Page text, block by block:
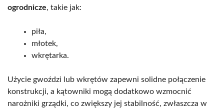
ogrodnicze, takie jak:
piła,
młotek,
wkrętarka.
Użycie gwoździ lub wkrętów zapewni solidne połączenie
konstrukcji, a kątowniki mogą dodatkowo wzmocnić
narożniki grządki, co zwiększy jej stabilność, zwłaszcza w